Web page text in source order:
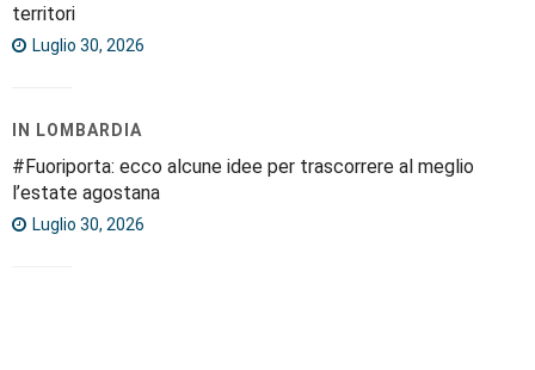
territori
Luglio 30, 2026
IN LOMBARDIA
#Fuoriporta: ecco alcune idee per trascorrere al meglio
l’estate agostana
Luglio 30, 2026